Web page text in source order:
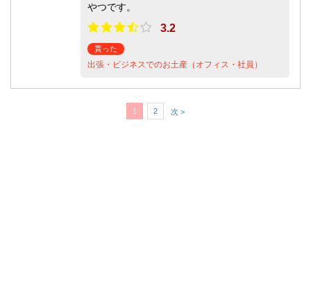
やつです。
3.2
貰った
出張・ビジネスでのお土産（オフィス・社員）
1 2 次 >